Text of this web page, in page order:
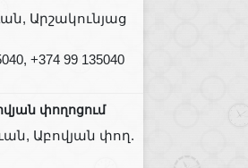
Արշակունյաց
+374 99 135040
փողոցում
Աբովյան փող.